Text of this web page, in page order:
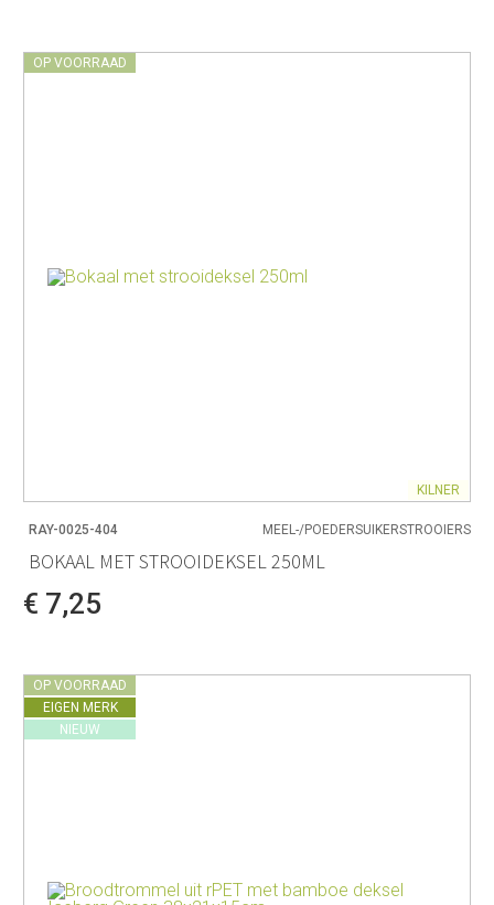
OP VOORRAAD
KILNER
RAY-0025-404 MEEL-/POEDERSUIKERSTROOIERS
BOKAAL MET STROOIDEKSEL 250ML
€ 7,25
OP VOORRAAD
EIGEN MERK
NIEUW